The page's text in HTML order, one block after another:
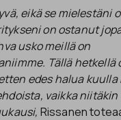
eikä se mielestäni
on ostanut
usko meillä on
Tällä hetkellä
edes halua
vaikka
Rissanen